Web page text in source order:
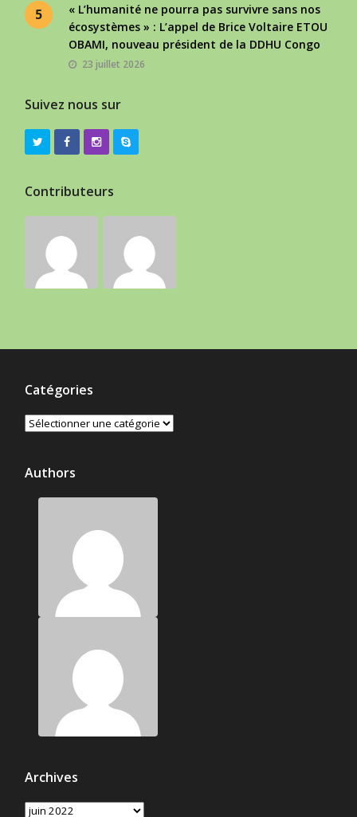
5
« L’humanité ne pourra pas survivre sans nos
écosystèmes » : L’appel de Brice Voltaire ETOU
OBAMI, nouveau président de la DDHU Congo
23 juillet 2026
Suivez nous sur
Contributeurs
Catégories
Catégories
Authors
Archives
Archives